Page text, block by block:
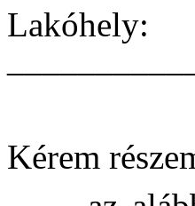
Lakóhely:
Kérem